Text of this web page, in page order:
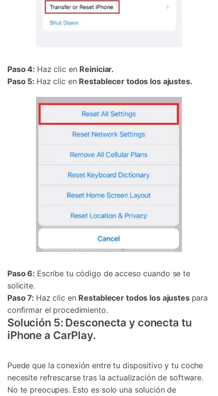
Paso 4: Haz clic en Reiniciar.
Paso 5: Haz clic en Restablecer todos los ajustes.
Paso 6: Escribe tu código de acceso cuando se te
solicite.
Paso 7: Haz clic en Restablecer todos los ajustes para
confirmar el procedimiento.
Solución 5: Desconecta y conecta tu
iPhone a CarPlay.
Puede que la conexión entre tu dispositivo y tu coche
necesite refrescarse tras la actualización de software.
No te preocupes. Esto es solo una solución de